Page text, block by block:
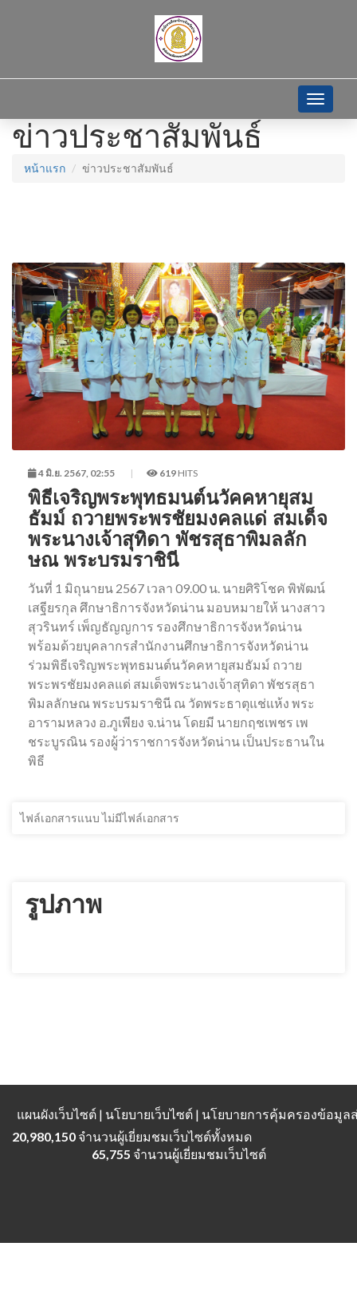
Toggle
ข่าวประชาสัมพันธ์
หน้าแรก ข่าวประชาสัมพันธ์
4 มิ.ย. 2567, 02:55 619 HITS
พิธีเจริญพระพุทธมนต์นวัคคหายุสม
ธัมม์ ถวายพระพรชัยมงคลแด่ สมเด็จ
พระนางเจ้าสุทิดา พัชรสุธาพิมลลัก
ษณ พระบรมราชินี
วันที่ 1 มิถุนายน 2567 เวลา 09.00 น. นายศิริโชค พิพัฒน์
เสฐียรกุล ศึกษาธิการจังหวัดน่าน มอบหมายให้ นางสาว
สุวรินทร์ เพ็ญธัญญการ รองศึกษาธิการจังหวัดน่าน
พร้อมด้วยบุคลากรสำนักงานศึกษาธิการจังหวัดน่าน
ร่วมพิธีเจริญพระพุทธมนต์นวัคคหายุสมธัมม์ ถวาย
พระพรชัยมงคลแด่ สมเด็จพระนางเจ้าสุทิดา พัชรสุธา
พิมลลักษณ พระบรมราชินี ณ วัดพระธาตุแช่แห้ง พระ
อารามหลวง อ.ภูเพียง จ.น่าน โดยมี นายกฤชเพชร เพ
ชระบูรณิน รองผู้ว่าราชการจังหวัดน่าน เป็นประธานใน
พิธี
ไฟล์เอกสารแนบ ไม่มีไฟล์เอกสาร
รูปภาพ
แผนผังเว็บไซต์ | นโยบายเว็บไซต์ | นโยบายการคุ้มครองข้อมู
20,980,150 จำนวนผู้เยี่ยมชมเว็บไซต์ทั้งหมด
65,755 จำนวนผู้เยี่ยมชมเว็บไซต์